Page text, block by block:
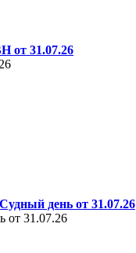
от 31.07.26
день от 31.07.26
от 31.07.26